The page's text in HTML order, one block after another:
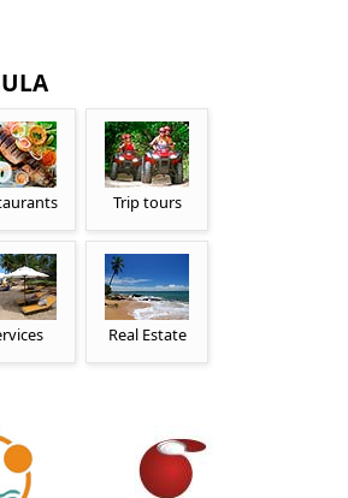
Trip tours
Real Estate